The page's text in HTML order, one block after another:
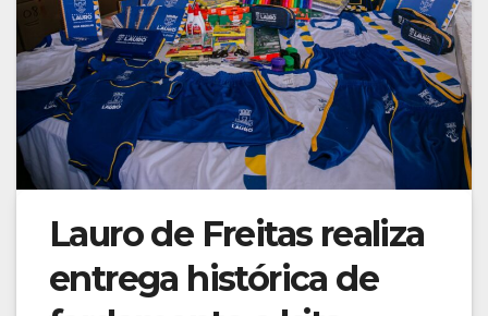
Lauro de Freitas realiza
entrega histórica de